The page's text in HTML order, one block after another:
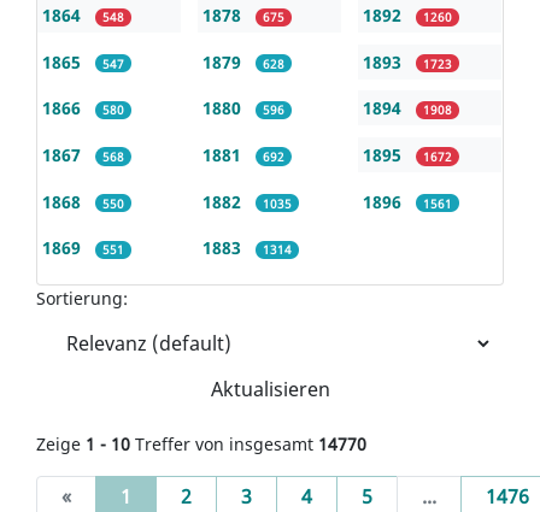
1864 548
1865 547
1866 580
1867 568
1868 550
1869 551
1878 675
1879 628
1880 596
1881 692
1882 1035
1883 1314
1892 1260
1893 1723
1894 1908
1895 1672
1896 1561
Sortierung:
Aktualisieren
Zeige 1 - 10 Treffer von insgesamt 14770
« 1 (current)
2 3 4 5 ... 1476